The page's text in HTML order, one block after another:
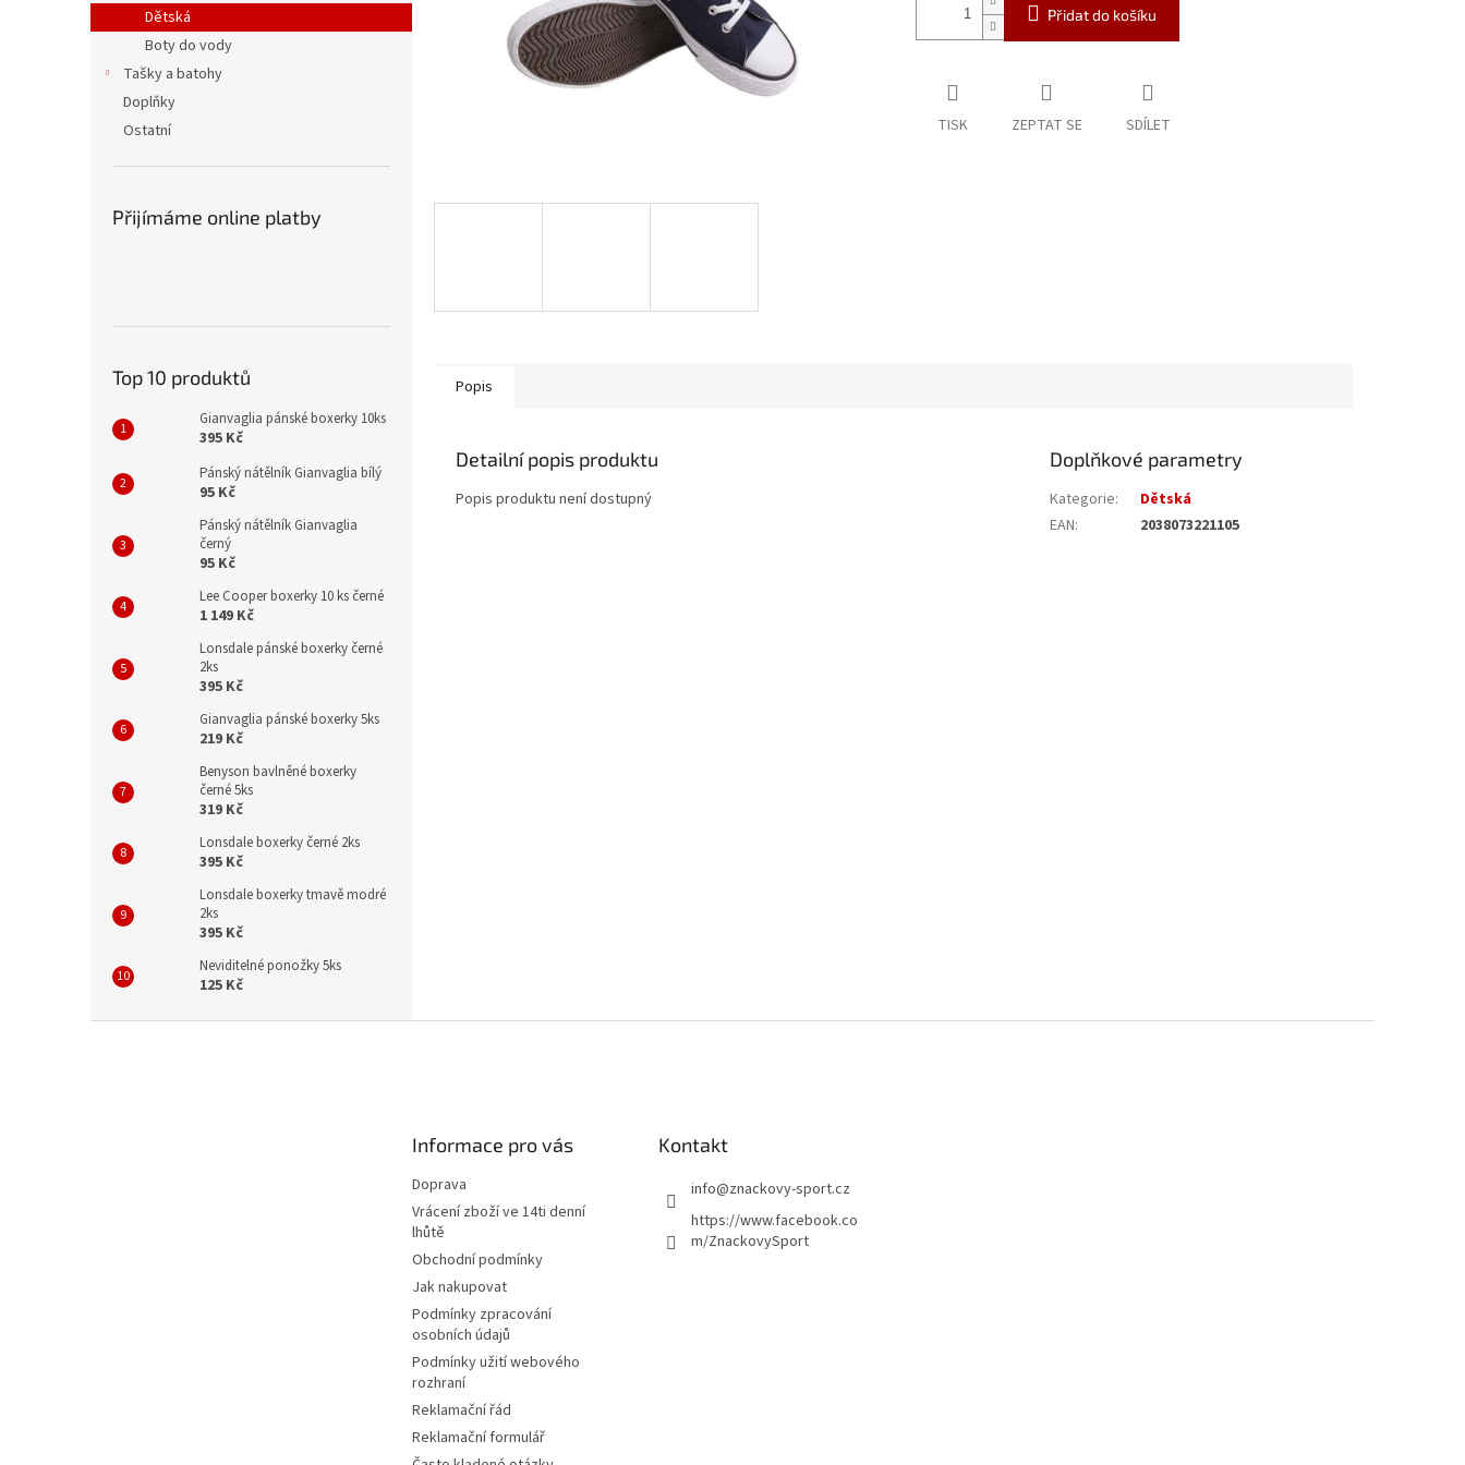
n
e
Dětská
Boty do vody
Tašky a batohy
Doplňky
Ostatní
Přijímáme online platby
Top 10 produktů
Gianvaglia pánské boxerky 10ks
395 Kč
Pánský nátělník Gianvaglia bílý
95 Kč
Pánský nátělník Gianvaglia
černý
95 Kč
Lee Cooper boxerky 10 ks černé
1 149 Kč
Lonsdale pánské boxerky černé
2ks
395 Kč
Gianvaglia pánské boxerky 5ks
219 Kč
Benyson bavlněné boxerky
černé 5ks
319 Kč
Lonsdale boxerky černé 2ks
395 Kč
Lonsdale boxerky tmavě modré
2ks
395 Kč
Neviditelné ponožky 5ks
125 Kč
Přidat do košíku
TISK ZEPTAT SE SDÍLET
Popis
Detailní popis produktu
Popis produktu není dostupný
Doplňkové parametry
Kategorie:
Dětská
EAN: 2038073221105
Informace pro vás
Doprava
Vrácení zboží ve 14ti denní
lhůtě
Obchodní podmínky
Jak nakupovat
Podmínky zpracování
osobních údajů
Podmínky užití webového
rozhraní
Reklamační řád
Reklamační formulář
Kontakt
info@znackovy-sport.cz
https://www.facebook.co
m/ZnackovySport